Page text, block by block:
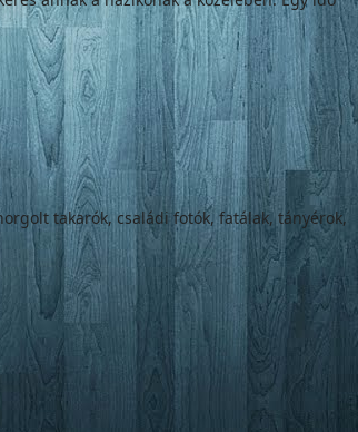
takarók, családi fotók, fatálak, tányérok,